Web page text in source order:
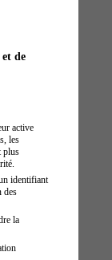
de
active
les
plus
identifiant
des
la